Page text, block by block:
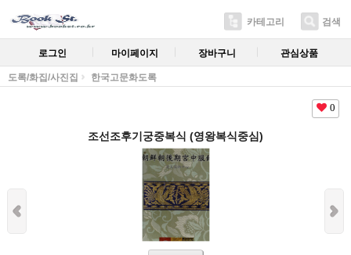
카테고리 검색
로그인 마이페이지 장바구니 관심상품
도록/화집/사진집 한국고문화도록
0
조선조후기궁중복식 (영왕복식중심)